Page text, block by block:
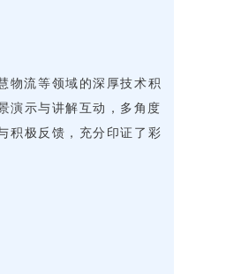
物流等领域的深厚技术积
演示与讲解互动，多角度
积极反馈，充分印证了彩